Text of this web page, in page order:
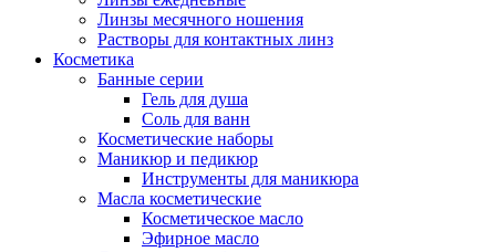
Линзы месячного ношения
Растворы для контактных линз
Косметика
Банные серии
Гель для душа
Соль для ванн
Косметические наборы
Маникюр и педикюр
Инструменты для маникюра
Масла косметические
Косметическое масло
Эфирное масло